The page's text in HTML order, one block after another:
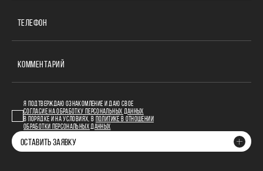
ТЕЛЕФОН
КОММЕНТАРИЙ
Я ПОДТВЕРЖДАЮ ОЗНАКОМЛЕНИЕ И ДАЮ СВОЕ
СОГЛАСИЕ НА ОБРАБОТКУ ПЕРСОНАЛЬНЫХ ДАННЫХ
В ПОРЯДКЕ И НА УСЛОВИЯХ, В
ПОЛИТИКЕ В ОТНОШЕНИИ
ОБРАБОТКИ ПЕРСОНАЛЬНЫХ ДАННЫХ
ОСТАВИТЬ ЗАЯВКУ